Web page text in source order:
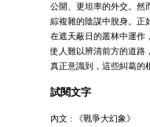
公開、更坦率的外交。然
綜複雜的陰謀中脫身。正
在遮天蔽日的叢林中運作
使人難以辨清前方的道路
真正意識到，這些糾葛的
試閱文字
內文 : 《戰爭大幻象》